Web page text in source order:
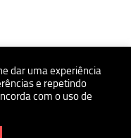
Dados Pessoais
Polo Ribeirão Preto
dar uma experiência
e repetindo
com o uso de